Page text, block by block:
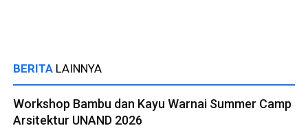
BERITA LAINNYA
Workshop Bambu dan Kayu Warnai Summer Camp
Arsitektur UNAND 2026